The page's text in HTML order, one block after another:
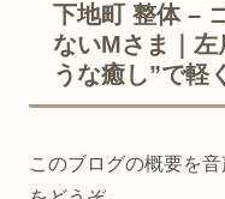
下地町 整体 –
ないMさま｜左
うな癒し”で軽
このブログの概要を